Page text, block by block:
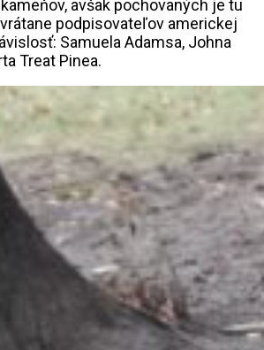
avšak pochovaných je tu
podpisovateľov americkej
Samuela Adamsa, Johna
Treat Pinea.